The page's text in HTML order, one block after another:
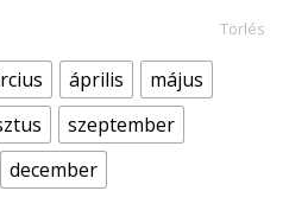
április
május
szeptember
december
Törlés